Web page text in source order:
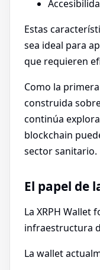
Estas
sea ideal para
que requieren
Como la
construida sobre
continúa
blockchain
sector sanitario.
El papel de
La XRPH Wallet
infraestructura
La wallet